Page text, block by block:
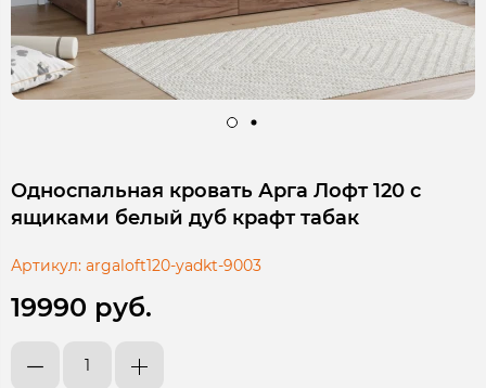
Односпальная кровать Арга Лофт 120 с
ящиками белый дуб крафт табак
Артикул: argaloft120-yadkt-9003
19990 руб.